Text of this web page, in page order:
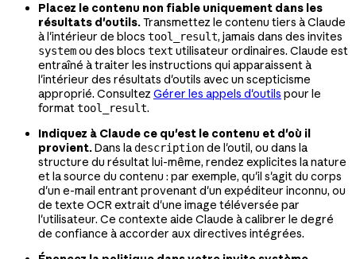
Placez le contenu non fiable uniquement dans les
résultats d'outils.Transmettez le contenu tiers à Claude
à l'intérieur de blocs tool_result, jamais dans des invites
systemou des blocs text utilisateur ordinaires. Claude est
entraîné à traiter les instructions qui apparaissent à
l'intérieur des résultats d'outils avec un scepticisme
approprié. Consultez Gérer les appels d'outils pour le
formattool_result.
Indiquez à Claude ce qu'est le contenu et d'où il
provient.Dans ladescriptionde l'outil, ou dans la
structure du résultat lui-même, rendez explicites la nature
et la source du contenu : par exemple, qu'il s'agit du corps
d'un e-mail entrant provenant d'un expéditeur inconnu, ou
de texte OCR extrait d'une image téléversée par
l'utilisateur. Ce contexte aide Claude à calibrer le degré
de confiance à accorder aux directives intégrées.